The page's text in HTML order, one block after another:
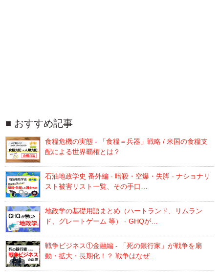
おすすめ記事
食糧危機の実態 - 「食糧＝兵器」戦略 / 米国の食糧支
配による世界覇権とは？
石油地政学史 番外編 - 暗殺・空爆・失脚 - ナショナリ
スト被害リスト一覧、その手口…
地政学の基礎用語まとめ（ハートランド、リムラン
ド、グレートゲーム 等） - GHQが…
戦争ビジネス①金融編 - 「死の銀行家」が戦争を扇
動・拡大・長期化！？ 戦争はなぜ…